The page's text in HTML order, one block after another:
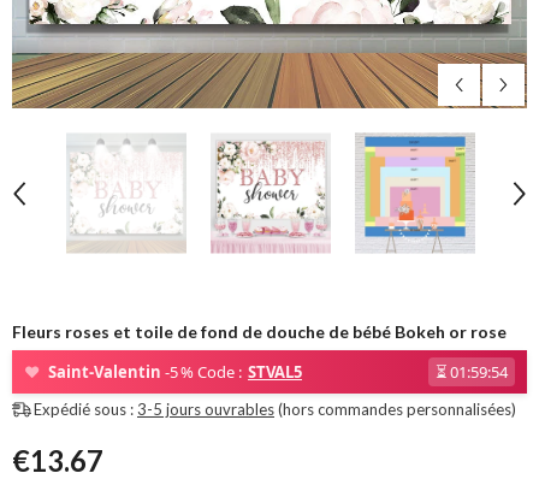
Fleurs roses et toile de fond de douche de bébé Bokeh or rose
❤ Saint-Valentin -5 % Code : STVAL5 ⏳01:59:53
Expédié sous :3-5 jours ouvrables(hors commandes personnalisées)
€13.67